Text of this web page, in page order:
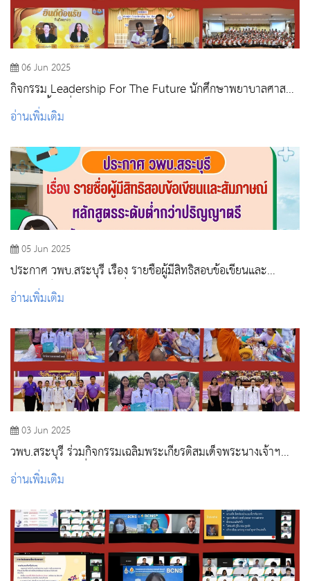
06 Jun 2025
กิจกรรม Leadership For The Future นักศึกษาพยาบาลศาสตร
บัณฑิต ชั้นปีที่ 2
อ่านเพิ่มเติม
05 Jun 2025
ประกาศ วพบ.สระบุรี เรื่อง รายชื่อผู้มีสิทธิสอบข้อเขียนและ
สัมภาษณ์ หลักสูตรระดับต่ำกว่าปริญญาตรี สถาบันพระบรมราช
ชนก กระทรวงสาธารณสุข ปีการศึกษา 2568 รอบที่ 4
อ่านเพิ่มเติม
03 Jun 2025
วพบ.สระบุรี ร่วมกิจกรรมเฉลิมพระเกียรติสมเด็จพระนางเจ้าฯ
พระบรมราชินี เนื่องในโอกาสวันเฉลิมพระชนมพรรษา 3 มิถุนายน
2568
อ่านเพิ่มเติม